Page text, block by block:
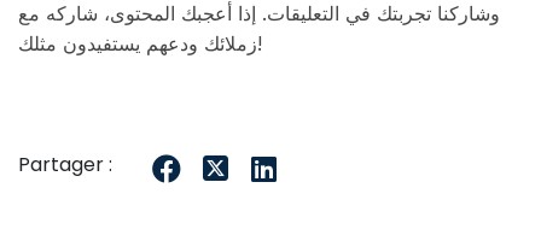
وشاركنا تجربتك في التعليقات. إذا أعجبك المحتوى، شاركه مع
زملائك ودعهم يستفيدون مثلك!
Partager :